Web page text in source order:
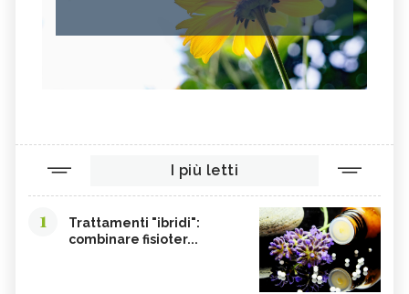
I più letti
1
Trattamenti "ibridi":
combinare fisioter...